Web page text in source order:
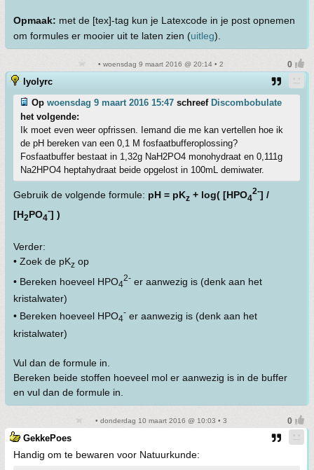
Opmaak: met de [tex]-tag kun je Latexcode in je post opnemen
om formules er mooier uit te laten zien (uitleg).
• woensdag 9 maart 2016 @ 20:14 • 2
lyolyrc
Op woensdag 9 maart 2016 15:47 schreef Discombobulate
het volgende:
Ik moet even weer opfrissen. Iemand die me kan vertellen hoe ik
de pH bereken van een 0,1 M fosfaatbufferoplossing?
Fosfaatbuffer bestaat in 1,32g NaH2PO4 monohydraat en 0,111g
Na2HPO4 heptahydraat beide opgelost in 100mL demiwater.
Gebruik de volgende formule: pH = pKz + log( [HPO4
2-] /
[H2PO4
-] )
Verder:
• Zoek de pKz op
• Bereken hoeveel HPO4
2- er aanwezig is (denk aan het
kristalwater)
• Bereken hoeveel HPO4
- er aanwezig is (denk aan het
kristalwater)
Vul dan de formule in.
Bereken beide stoffen hoeveel mol er aanwezig is in de buffer
en vul dan de formule in.
• donderdag 10 maart 2016 @ 10:03 • 3
GekkePoes
Handig om te bewaren voor Natuurkunde: